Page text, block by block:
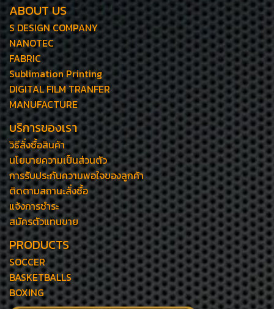
ABOUT US
S DESIGN COMPANY
NANOTEC
FABRIC
Sublimation Printing
DIGITAL FILM TRANFER
MANUFACTURE
บริการของเรา
วิธีสั่งซื้อสินค้า
นโยบายความเป็นส่วนตัว
การรับประกันความพอใจของลูกค้า
ติดตามสถานะสั่งซื้อ
แจ้งการชำระ
สมัครตัวแทนขาย
PRODUCTS
SOCCER
BASKETBALLS
BOXING